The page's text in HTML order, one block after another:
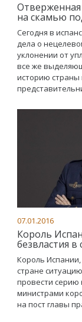
Отверженная
на скамью
Сегодня в
дела о
уклонении от
все же
историю страны
07.01.2016
Король
безвластия в
Король
стране
провести
министрами
на пост главы